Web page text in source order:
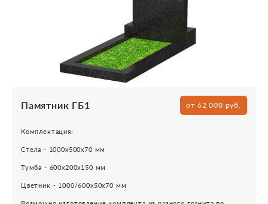
Памятник ГБ1 от 62 000 руб.
Комплектация:
Стела - 1000х500х70 мм
Тумба - 600х200х150 мм
Цветник - 1000/600х50х70 мм